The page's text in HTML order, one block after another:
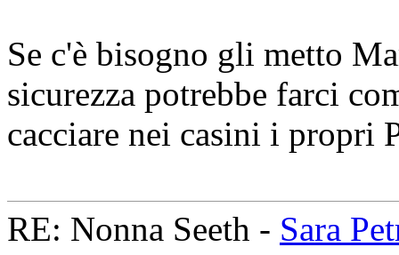
Se c'è bisogno gli metto
sicurezza potrebbe farci
cacciare nei casini i propri
RE: Nonna Seeth - Sara